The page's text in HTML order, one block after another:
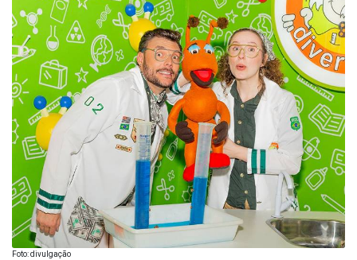
Foto: divulgação